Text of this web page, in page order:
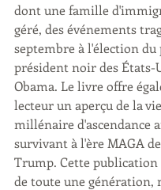
dont une famille
géré, des événements
septembre à l'élection
président noir des États-
Obama. Le livre offre
lecteur un aperçu de la
millénaire d'ascendance
survivant à l'ère MAGA
Trump. Cette
de toute une génération,